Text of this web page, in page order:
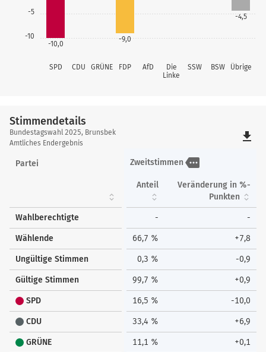
-10
-5
SPD CDU GRÜNE FDP AfD
Die
Linke
SSW BSW Übrige
-10,0
-9,0
-4,5
Stimmendetails
Stimmendetails
Bundestagswahl 2025, Brunsbek
Amtliches Endergebnis
file_download
Partei Zweitstimmen more
Anteil
Veränderung in %-
Punkten
Wahlberechtigte - -
Wählende 66,7 % +7,8
Ungültige Stimmen 0,3 % -0,9
Gültige Stimmen 99,7 % +0,9
SPD 16,5 % -10,0
CDU 33,4 % +6,9
GRÜNE 11,1 % +0,1